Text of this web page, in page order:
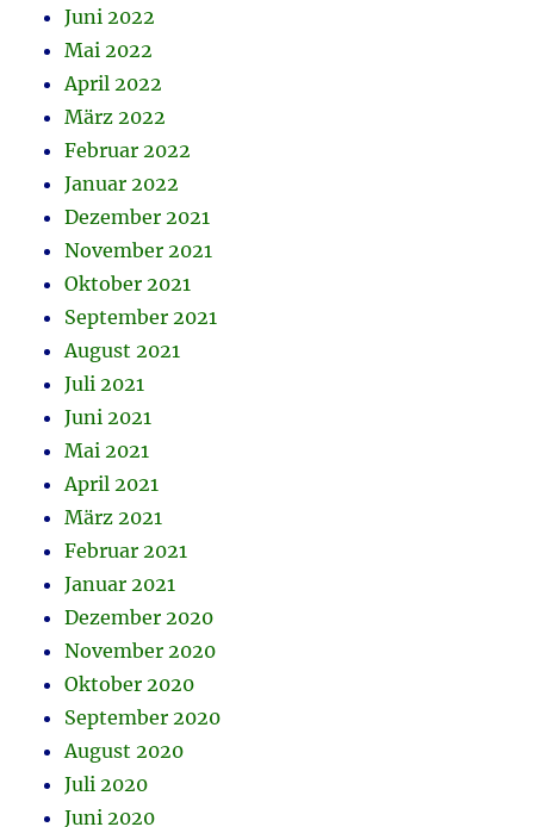
Juni 2022
Mai 2022
April 2022
März 2022
Februar 2022
Januar 2022
Dezember 2021
November 2021
Oktober 2021
September 2021
August 2021
Juli 2021
Juni 2021
Mai 2021
April 2021
März 2021
Februar 2021
Januar 2021
Dezember 2020
November 2020
Oktober 2020
September 2020
August 2020
Juli 2020
Juni 2020